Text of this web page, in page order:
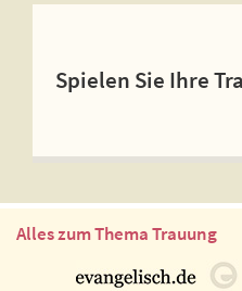
Spielen Sie Ihre
Alles zum Thema Trauung